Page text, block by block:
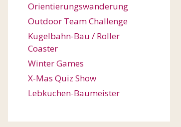
Orientierungswanderung
Outdoor Team Challenge
Kugelbahn-Bau / Roller
Coaster
Winter Games
X-Mas Quiz Show
Lebkuchen-Baumeister